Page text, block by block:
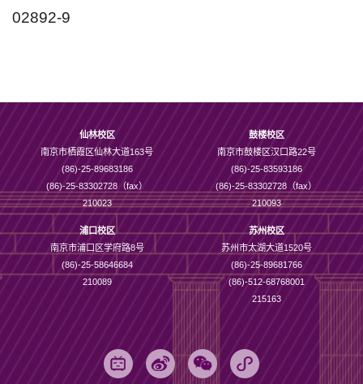
02892-9
仙林校区
南京市栖霞区仙林大道163号
(86)-25-89683186
(86)-25-83302728（fax）
210023
鼓楼校区
南京市鼓楼区汉口路22号
(86)-25-83593186
(86)-25-83302728（fax）
210093
浦口校区
南京市浦口区学府路8号
(86)-25-58646684
210089
苏州校区
苏州市太湖大道1520号
(86)-25-89681766
(86)-512-68768001
215163